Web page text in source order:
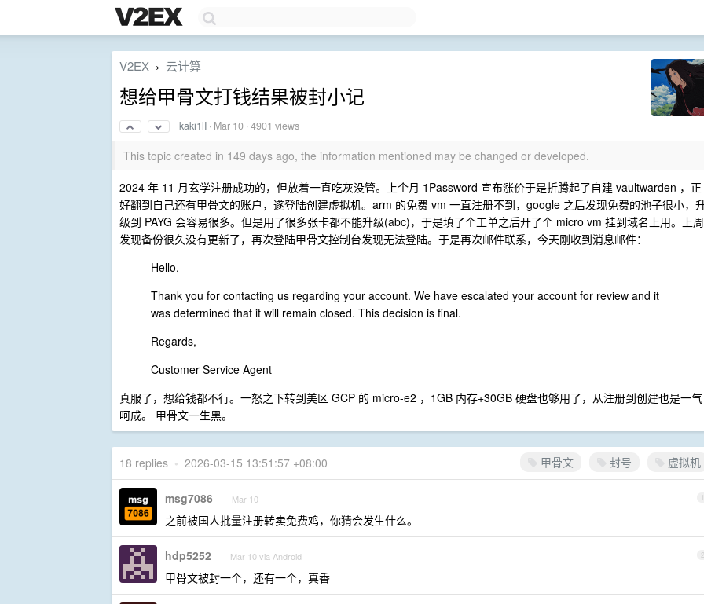
V2EX › 云计算
想给甲骨文打钱结果被封小记
kaki1lI · Mar 10 · 4901 views
This topic created in 149 days ago, the information mentioned may be changed or developed.
2024 年 11 月玄学注册成功的，但放着一直吃灰没管。上个月 1Password 宣布涨价于是折腾起了自建 vaultwarden ，正
好翻到自己还有甲骨文的账户，遂登陆创建虚拟机。arm 的免费 vm 一直注册不到，google 之后发现免费的池子很小，
级到 PAYG 会容易很多。但是用了很多张卡都不能升级(abc)，于是填了个工单之后开了个 micro vm 挂到域名上用。上周
发现备份很久没有更新了，再次登陆甲骨文控制台发现无法登陆。于是再次邮件联系，今天刚收到消息邮件：
Hello,
Thank you for contacting us regarding your account. We have escalated your account for review and it
was determined that it will remain closed. This decision is final.
Regards,
Customer Service Agent
真服了，想给钱都不行。一怒之下转到美区 GCP 的 micro-e2 ，1GB 内存+30GB 硬盘也够用了，从注册到创建也是一气
呵成。 甲骨文一生黑。
甲骨文 封号 虚拟机
18 replies • 2026-03-15 13:51:57 +08:00
1
msg7086 Mar 10
之前被国人批量注册转卖免费鸡，你猜会发生什么。
2
hdp5252 Mar 10 via Android
甲骨文被封一个，还有一个，真香